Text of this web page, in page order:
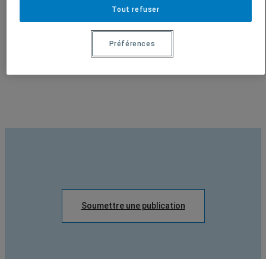
En voir plus
Soumettre une publication
Tout refuser
Préférences